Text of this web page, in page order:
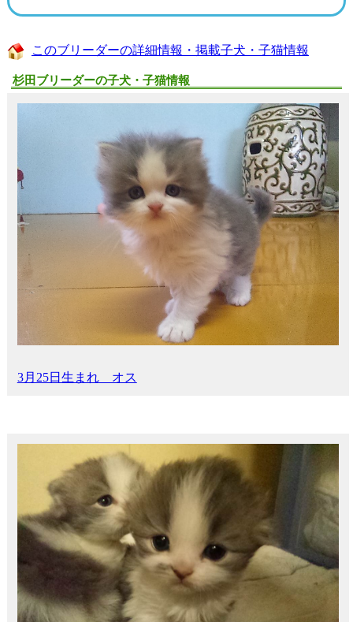
このブリーダーの詳細情報・掲載子犬・子猫情報
杉田ブリーダーの子犬・子猫情報
3月25日生まれ オス